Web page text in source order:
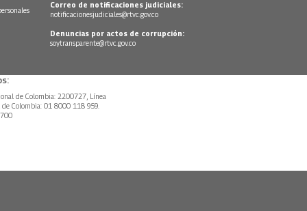
Correo de notificaciones judiciales:
notificacionesjudiciales@rtvc.gov.co
Denuncias por actos de corrupción:
soytransparente@rtvc.gov.co
de Colombia: 2200727, Línea
Colombia: 01 8000 118 959.